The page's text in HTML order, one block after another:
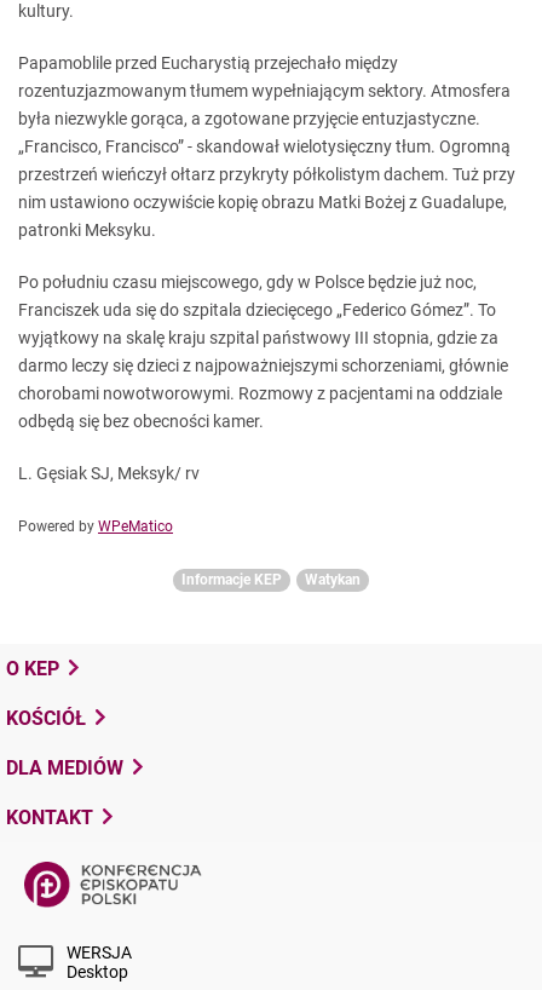
kultury.
Papamoblile przed Eucharystią przejechało między
rozentuzjazmowanym tłumem wypełniającym sektory. Atmosfera
była niezwykle gorąca, a zgotowane przyjęcie entuzjastyczne.
„Francisco, Francisco” - skandował wielotysięczny tłum. Ogromną
przestrzeń wieńczył ołtarz przykryty półkolistym dachem. Tuż przy
nim ustawiono oczywiście kopię obrazu Matki Bożej z Guadalupe,
patronki Meksyku.
Po południu czasu miejscowego, gdy w Polsce będzie już noc,
Franciszek uda się do szpitala dziecięcego „Federico Gómez”. To
wyjątkowy na skalę kraju szpital państwowy III stopnia, gdzie za
darmo leczy się dzieci z najpoważniejszymi schorzeniami, głównie
chorobami nowotworowymi. Rozmowy z pacjentami na oddziale
odbędą się bez obecności kamer.
L. Gęsiak SJ, Meksyk/ rv
Powered by WPeMatico
Informacje KEP Watykan
O KEP
KOŚCIÓŁ
DLA MEDIÓW
KONTAKT
WERSJA
Desktop